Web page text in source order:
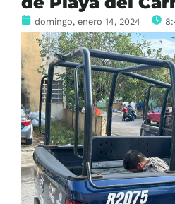
domingo, enero 14, 2024